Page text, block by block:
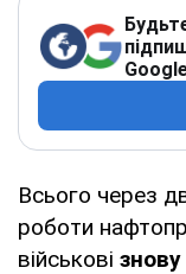
Всього через
роботи
військові